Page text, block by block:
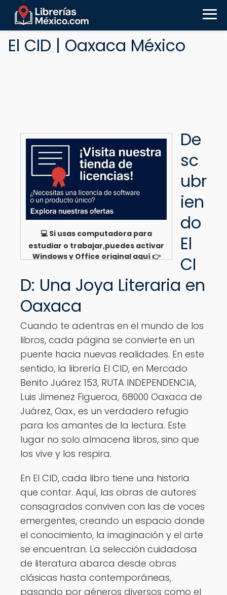
El CID | Oaxaca México
💻 Si usas computadora para
estudiar o trabajar,puedes activar
Windows y Office original aquí 👉
De
sc
ubr
ien
do
El
CI
D: Una Joya Literaria en
Oaxaca
Cuando te adentras en el mundo de los
libros, cada página se convierte en un
puente hacia nuevas realidades. En este
sentido, la librería El CID, en Mercado
Benito Juárez 153, RUTA INDEPENDENCIA,
Luis Jimenez Figueroa, 68000 Oaxaca de
Juárez, Oax., es un verdadero refugio
para los amantes de la lectura. Este
lugar no solo almacena libros, sino que
los vive y los respira.
En El CID, cada libro tiene una historia
que contar. Aquí, las obras de autores
consagrados conviven con las de voces
emergentes, creando un espacio donde
el conocimiento, la imaginación y el arte
se encuentran. La selección cuidadosa
de literatura abarca desde obras
clásicas hasta contemporáneas,
pasando por géneros diversos como el